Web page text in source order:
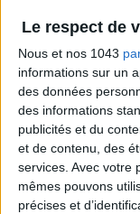
Le respect de
Nous et nos 1043
informations sur un
des données
des informations
publicités et du
et de contenu, des
services. Avec votre
mêmes pouvons
précises et